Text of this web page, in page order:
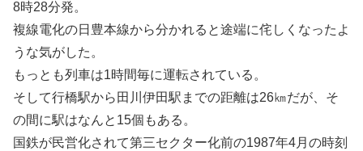
8時28分発。
複線電化の日豊本線から分かれると途端に侘しくなったよ
うな気がした。
もっとも列車は1時間毎に運転されている。
そして行橋駅から田川伊田駅までの距離は26㎞だが、そ
の間に駅はなんと15個もある。
国鉄が民営化されて第三セクター化前の1987年4月の時刻